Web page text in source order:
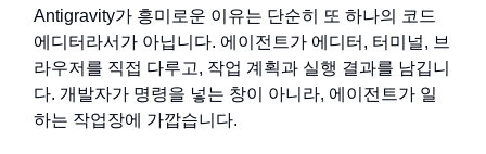
Antigravity가 흥미로운 이유는 단순히 또 하나의 코드
에디터라서가 아닙니다. 에이전트가 에디터, 터미널, 브
라우저를 직접 다루고, 작업 계획과 실행 결과를 남깁니
다. 개발자가 명령을 넣는 창이 아니라, 에이전트가 일
하는 작업장에 가깝습니다.